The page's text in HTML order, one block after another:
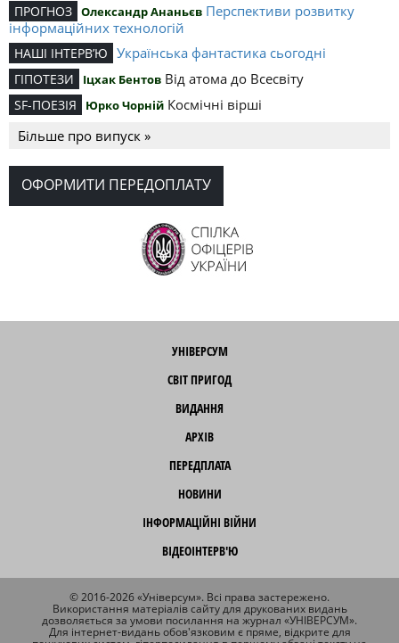
ПРОГНОЗ Олександр Ананьєв Перспективи розвитку
інформаційних технологій
НАШІ ІНТЕРВ’Ю Українська фантастика сьогодні
ГІПОТЕЗИ Іцхак Бентов Від атома до Всесвіту
SF-ПОЕЗІЯ Юрко Чорній Космічні вірші
Більше про випуск »
ОФОРМИТИ ПЕРЕДОПЛАТУ
УНІВЕРСУМ
СВІТ ПРИГОД
ВИДАННЯ
АРХІВ
ПЕРЕДПЛАТА
НОВИНИ
ІНФОРМАЦІЙНІ ВІЙНИ
ВІДЕОІНТЕРВ'Ю
© 2016-2026 «Універсум». Всі права застережено.
Використання матеріалів сайту для друкованих видань
дозволяється за умови посилання на журнал «УНІВЕРСУМ».
Для інтернет-видань обов'язковим є пряме, відкрите для